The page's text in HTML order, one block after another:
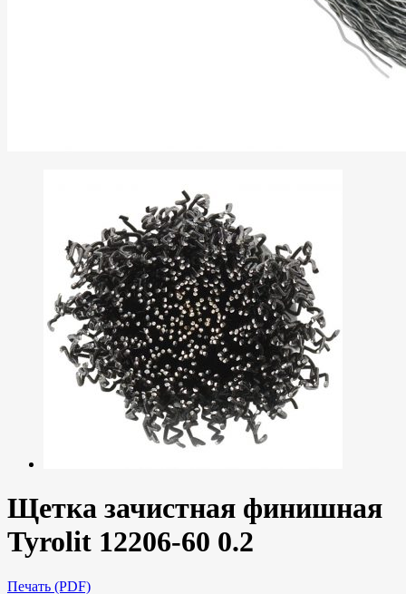
Щетка зачистная финишная
Tyrolit 12206-60 0.2
Печать (PDF)